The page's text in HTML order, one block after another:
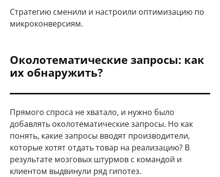
Стратегию сменили и настроили оптимизацию по
микроконверсиям.
Околотематические запросы: как
их обнаружить?
Прямого спроса не хватало, и нужно было
добавлять околотематические запросы. Но как
понять, какие запросы вводят производители,
которые хотят отдать товар на реализацию? В
результате мозговых штурмов с командой и
клиентом выдвинули ряд гипотез.